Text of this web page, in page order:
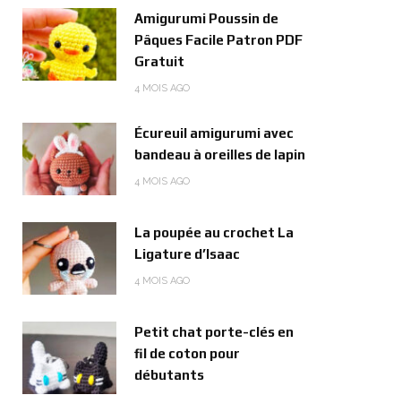
Amigurumi Poussin de
Pâques Facile Patron PDF
Gratuit
4 MOIS AGO
Écureuil amigurumi avec
bandeau à oreilles de lapin
4 MOIS AGO
La poupée au crochet La
Ligature d’Isaac
4 MOIS AGO
Petit chat porte-clés en
fil de coton pour
débutants